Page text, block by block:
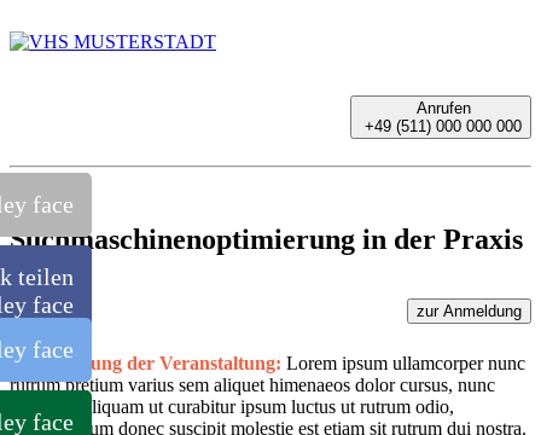
Anrufen
+49 (511) 000 000 000
Suchmaschinenoptimierung in der Praxis
zur Anmeldung
teilen
Beschreibung der Veranstaltung: Lorem ipsum ullamcorper nunc
rutrum pretium varius sem aliquet himenaeos dolor cursus, nunc
habitasse aliquam ut curabitur ipsum luctus ut rutrum odio,
condimentum donec suscipit molestie est etiam sit rutrum dui nostra.